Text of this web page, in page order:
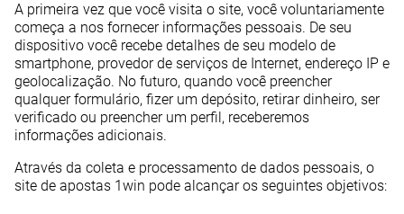
A primeira vez que você visita o site, você voluntariamente
começa a nos fornecer informações pessoais. De seu
dispositivo você recebe detalhes de seu modelo de
smartphone, provedor de serviços de Internet, endereço IP e
geolocalização. No futuro, quando você preencher
qualquer formulário, fizer um depósito, retirar dinheiro, ser
verificado ou preencher um perfil, receberemos
informações adicionais.
Através da coleta e processamento de dados pessoais, o
site de apostas 1win pode alcançar os seguintes objetivos: